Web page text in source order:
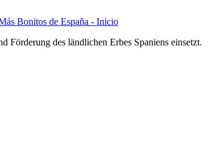
Bonitos de España - Inicio
Förderung des ländlichen Erbes Spaniens einsetzt.